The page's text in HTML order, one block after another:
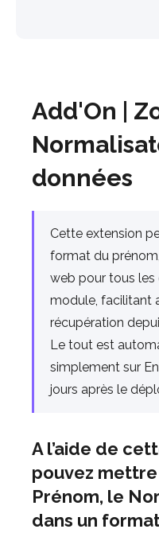
Add'On |
données
Cette extension
format du
web pour tous les
module, facilitant
récupération
Le tout est
simplement sur
jours après le
A l’aide de
pouvez
Prénom, le
dans un